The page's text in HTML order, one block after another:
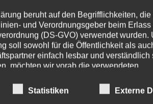
positiven
Mikroklima,
.
beruht auf den Begrifflichkeiten, die
und Verordnungsgeber beim Erlass
(DS-GVO) verwendet wurden.
soll sowohl für die Öffentlichkeit als
einfach lesbar und verständlich
möchten wir vorab die verwendeten
Statistiken Externe